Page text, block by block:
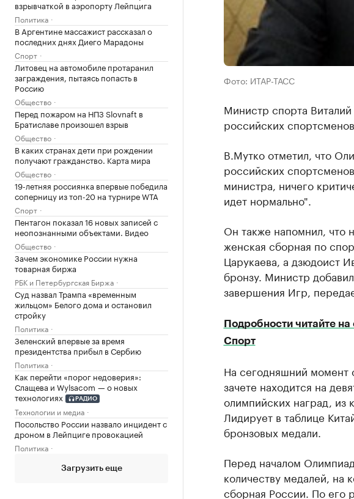
взрывчаткой в аэропорту Лейпцига
Политика
В Аргентине массажист рассказал о
последних днях Диего Марадоны
Спорт
Литовец на автомобиле протаранил
заграждения, пытаясь попасть в
Россию
Общество
Перед пожаром на НПЗ Slovnaft в
Братиславе произошел взрыв
Общество
В каких странах дети при рождении
получают гражданство. Карта мира
Общество
19-летняя россиянка впервые победила
соперницу из топ-20 на турнире WTA
Спорт
Пентагон показал 16 новых записей с
неопознанными объектами. Видео
Общество
Зачем экономике России нужна
товарная биржа
РБК и Петербургская Биржа
Суд назвал Трампа «временным
жильцом» Белого дома и остановил
стройку
Политика
Зеленский впервые за время
президентства прибыл в Сербию
Политика
Как перейти «порог недоверия»:
Слащева и Wylsacom — о новых
технологиях
РАДИО
Технологии и медиа
Посольство России назвало инцидент с
дроном в Лейпциге провокацией
Политика
Загрузить еще
Фото: ИТАР-ТАСС
Министр спорта
российских
В.Мутко отметил, что
российских
министра, ничего
идет нормально".
Он также напомнил, что
женская сборная по
Царукаева, а дзюдоист
бронзу. Министр
завершения Игр,
Подробности читайте
Спорт
На сегодняшний момент
зачете находится на
олимпийских наград, из
Лидирует в таблице
бронзовых медали.
Перед началом
количеству медалей, на
сборная России. По его